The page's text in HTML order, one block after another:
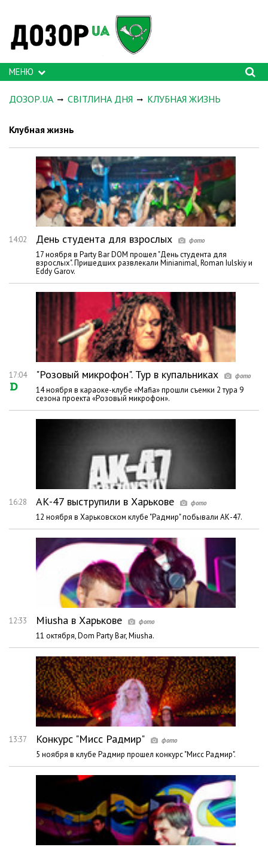
МЕНЮ
ДОЗОР.UA СВІТЛИНА ДНЯ КЛУБНАЯ ЖИЗНЬ
Клубная жизнь
14:02 День студента для взрослых
17 ноября в Party Bar DOM прошел "День студента для
взрослых". Пришедших развлекали Minianimal, Roman Iulskiy и
Eddy Garov.
17:04 "Розовый микрофон". Тур в купальниках
14 ноября в караоке-клубе «Mafia» прошли съемки 2 тура 9
сезона проекта «Розовый микрофон».
16:28 АК-47 выструпили в Харькове
12 ноября в Харьковском клубе "Радмир" побывали АК-47.
12:33 Miusha в Харькове
11 октября, Dom Party Bar, Miusha.
13:37 Конкурс "Мисс Радмир"
5 ноября в клубе Радмир прошел конкурс "Мисс Радмир".